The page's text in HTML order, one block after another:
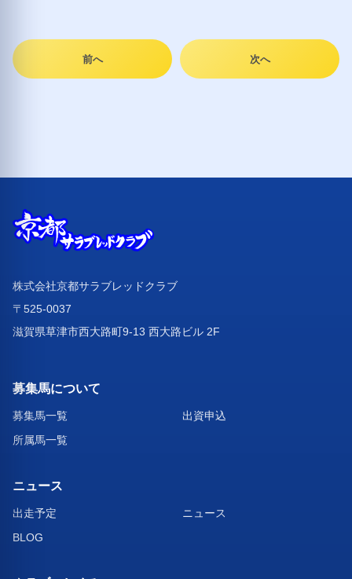
前へ 次へ
株式会社京都サラブレッドクラブ
〒525-0037
滋賀県草津市西大路町9-13 西大路ビル 2F
募集馬について
募集馬一覧
出資申込
所属馬一覧
ニュース
出走予定
ニュース
BLOG